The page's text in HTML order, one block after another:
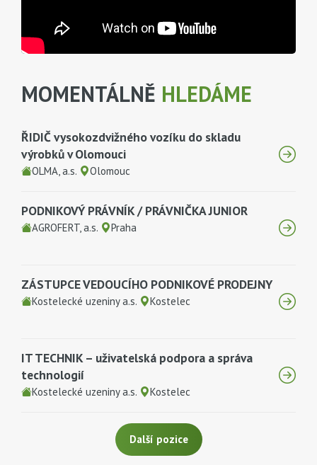
MOMENTÁLNĚ HLEDÁME
ŘIDIČ vysokozdvižného vozíku do skladu
výrobků v Olomouci
OLMA, a.s. Olomouc
PODNIKOVÝ PRÁVNÍK / PRÁVNIČKA JUNIOR
AGROFERT, a.s. Praha
ZÁSTUPCE VEDOUCÍHO PODNIKOVÉ PRODEJNY
Kostelecké uzeniny a.s. Kostelec
IT TECHNIK – uživatelská podpora a správa
technologií
Kostelecké uzeniny a.s. Kostelec
Další pozice